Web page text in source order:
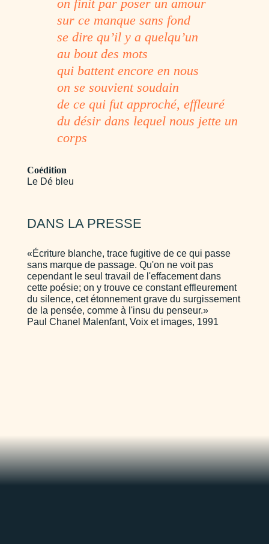
on finit par poser un amour
sur ce manque sans fond
se dire qu’il y a quelqu’un
au bout des mots
qui battent encore en nous
on se souvient soudain
de ce qui fut approché, effleuré
du désir dans lequel nous jette un
corps
Coédition
Le Dé bleu
DANS LA PRESSE
«Écriture blanche, trace fugitive de ce qui passe
sans marque de passage. Qu'on ne voit pas
cependant le seul travail de l'effacement dans
cette poésie; on y trouve ce constant effleurement
du silence, cet étonnement grave du surgissement
de la pensée, comme à l'insu du penseur.»
Paul Chanel Malenfant, Voix et images, 1991